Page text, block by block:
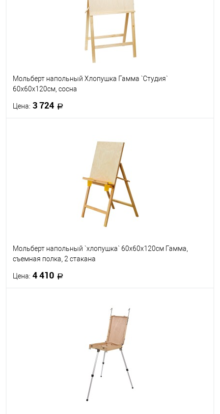
Мольберт напольный Хлопушка Гамма `Студия`
60х60х120см, сосна
Цена: 3 724
Мольберт напольный `хлопушка` 60х60х120см Гамма,
съемная полка, 2 стакана
Цена: 4 410